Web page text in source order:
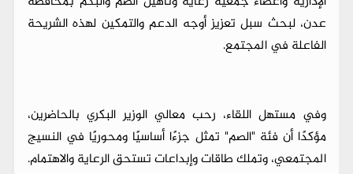
عدن، لبحث سبل تعزيز أوجه الدعم والتمكين لهذه الشريحة
الفاعلة في المجتمع.
​وفي مستهل اللقاء، رحب معالي الوزير البكري بالحاضرين،
مؤكدًا أن فئة "الصم" تمثل جزءًا أساسيًا ومحوريًا في النسيج
المجتمعي، وتملك طاقات وإبداعات تستحق الرعاية والاهتمام.